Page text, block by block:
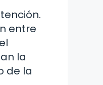
entre
la
de la